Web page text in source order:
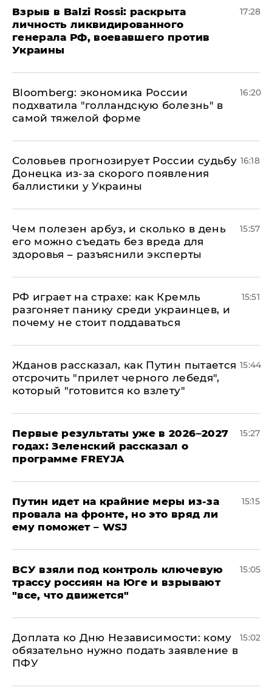
​Взрыв в Balzi Rossi: раскрыта
личность ликвидированного
генерала РФ, воевавшего против
Украины
17:28
Bloomberg: экономика России
подхватила "голландскую болезнь" в
самой тяжелой форме
16:20
Соловьев прогнозирует России судьбу
Донецка из-за скорого появления
баллистики у Украины
16:18
Чем полезен арбуз, и сколько в день
его можно съедать без вреда для
здоровья – разъяснили эксперты
15:57
РФ играет на страхе: как Кремль
разгоняет панику среди украинцев, и
почему не стоит поддаваться
15:51
Жданов рассказал, как Путин пытается
отсрочить "прилет черного лебедя",
который "готовится ко взлету"
15:44
Первые результаты уже в 2026–2027
годах: Зеленский рассказал о
программе FREYJA
15:27
Путин идет на крайние меры из-за
провала на фронте, но это вряд ли
ему поможет – WSJ
15:15
ВСУ взяли под контроль ключевую
трассу россиян на Юге и взрывают
"все, что движется"
15:05
Доплата ко Дню Независимости: кому
обязательно нужно подать заявление в
ПФУ
15:02